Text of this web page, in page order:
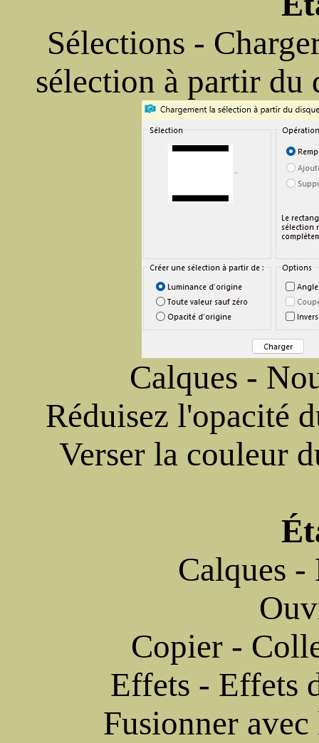
Sélections -
sélection à partir du
Calques -
Réduisez l'opacité
Verser la couleur
Calques -
Copier -
Effets - Effets
Fusionner avec